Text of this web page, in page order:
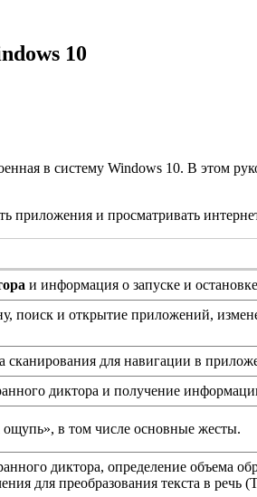
10
в систему Windows 10. В этом
приложения и просматривать
и информация о запуске и
поиск и открытие приложений,
сканирования для навигации в
диктора и получение
ощупь», в том числе основные жесты.
диктора, определение объема
для преобразования текста в речь